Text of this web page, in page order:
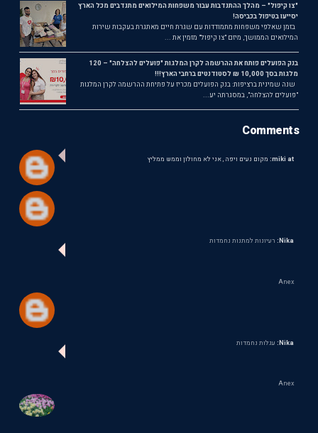
"צו קיפול" – מהלך ההתנדבות עבור משפחות המילואים מתנדבים מכל הארץ
יסייעו בטיפול בכביסה!
בזמן שאלפי משפחות מתמודדות עם שגרת חיים מאתגרת בעקבות שירות
המילואים הממושך, מיזם "צו קיפול" מזמין את ...
בנק הפועלים פותח את ההרשמה לקרן המלגות "פועלים להצלחה" – 120
מלגות בסך 10,000 ₪ לסטודנטים ברחבי הארץ!!!
שנה שמינית ברציפות: בנק הפועלים מכריז על פתיחת ההרשמה לקרן המלגות
"פועלים להצלחה", במסגרתה יע...
Comments
miki at: מקום נעים ויפה , אני לא מחולון וממש ממליץ
Nika: רעיונות למתנות נחמדות
Anex
Nika: עגלות נחמדות
Anex